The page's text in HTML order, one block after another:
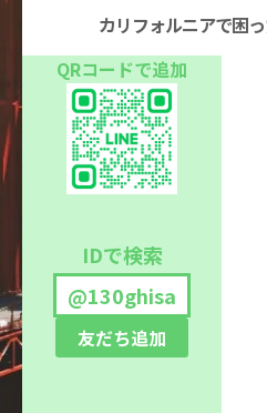
カリフォルニアで困
QRコードで追加
IDで検索
@130ghisa
友だち追加